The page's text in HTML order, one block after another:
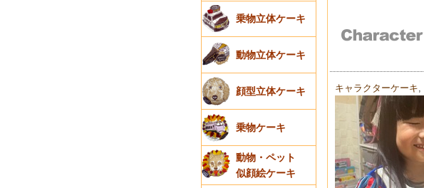
乗物立体ケーキ
動物立体ケーキ
顔型立体ケーキ
乗物ケーキ
動物・ペット
似顔絵ケーキ
キャラクターケーキ